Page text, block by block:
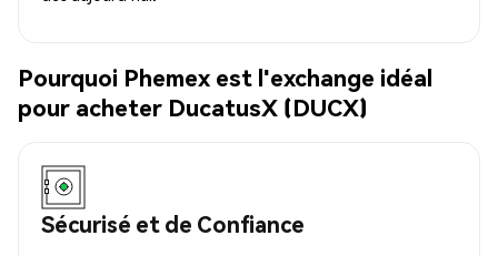
Pourquoi Phemex est l'exchange idéal
pour acheter DucatusX (DUCX)
Sécurisé et de Confiance